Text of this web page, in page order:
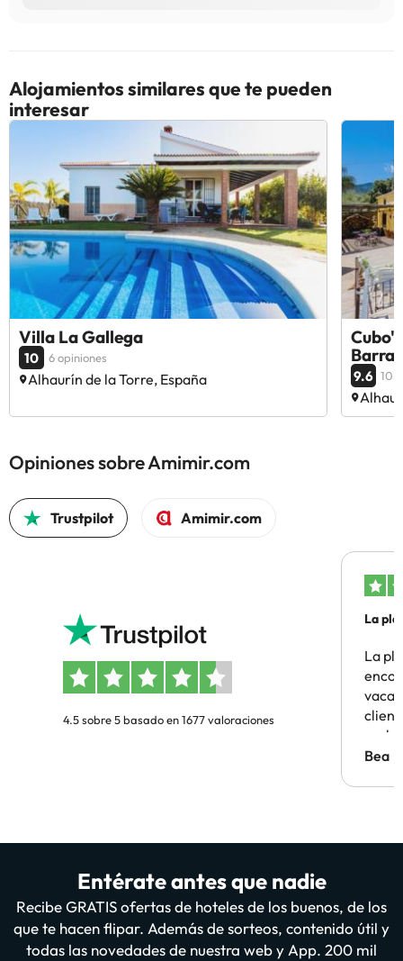
Alojamientos similares que te pueden
interesar
Villa La Gallega
10 6 opiniones
Alhaurín de la Torre, España 9.6 10
Opiniones sobre Amimir.com
Trustpilot Amimir.com
4.5 sobre 5 basado en 1677 valoraciones
La
La
Bea
Entérate antes que nadie
Recibe GRATIS ofertas de hoteles de los buenos, de los
que te hacen flipar. Además de sorteos, contenido útil y
todas las novedades de nuestra web y App. 200 mil